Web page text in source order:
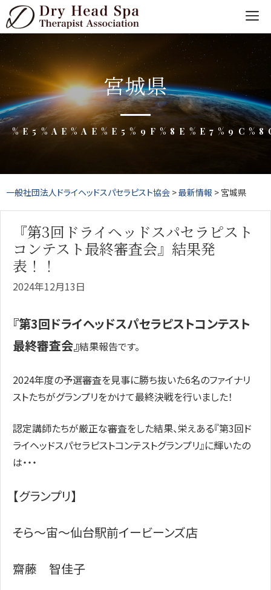
Skip
to
content
宮城県
一般社団法人ドライヘッドスパセラピスト協会 >最新情報 > 宮城県
『第3回ドライヘッドスパセラピスト
コンテスト最終審査会』結果発
表！！
2024年12月13日
『第3回ドライヘッドスパセラピストコンテスト
最終審査会』結果報告です。
2024年度の予選審査を見事に勝ち抜いた6名のファイナリ
ストたちがグランプリをかけて最終決戦を行いました！
認定講師たちが厳正な審査をした結果、栄えある『第3回ド
ライヘッドスパセラピストコンテストグランプリ』に輝いたの
は・・・
【グランプリ】
そら〜宙〜仙台駅前イービーンズ店
齋藤 智佳子